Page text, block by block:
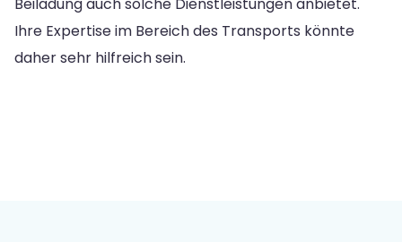
Ihre Expertise im Bereich des Transports könnte
daher sehr hilfreich sein.